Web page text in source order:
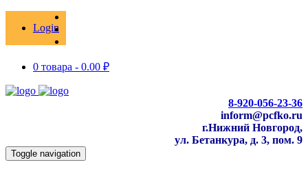
Login
0 товара - 0.00 ₽
8-920-056-23-36
inform@pcfko.ru
г.Нижний Новгород,
ул. Бетанкура, д. 3, пом. 9
Toggle navigation